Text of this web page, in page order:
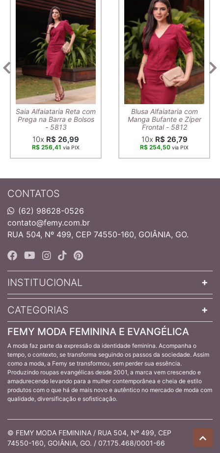
Saia Alfaiataria Reta com
Prega na Barra e Bolsos
- 5813
10x R$ 26,99
R$ 256,41 via PIX
Blusa Alfaiataria com
Manga Bufante e Zíper
Frontal - 5812
10x R$ 26,79
R$ 254,50 via PIX
CONTATOS
(62) 98628-0526
contato@femy.com.br
RUA 504, Nº 499, CEP 74550-160, GOIÂNIA, GO.
INSTITUCIONAL
CATEGORIAS
FEMY MODA FEMININA E EVANGÉLICA
A moda faz parte da expressão da identidade feminina. Acompanha o
tempo, o contexto, se transforma seguindo os passos da sociedade. Assim
como a moda, a Femy se transformou, sem perder sua essência.
Produzindo roupas evangélicas desde 2001, a marca vem crescendo e
amadurecendo levando para a mulher contemporânea e cheia de estilo
produtos com o que há de mais novo e autêntico no mercado de moda com
qualidade, diversificação e sofisticação.
© FEMY MODA FEMININA / RUA 504, Nº 499, CEP
74550-160, GOIÂNIA, GO. / 07.175.468/0001-66